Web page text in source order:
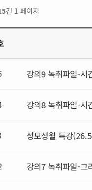
건 1 페이지
강의9 녹취파일-
강의8 녹취파일-
성모성월 특강
강의7 녹취파일-